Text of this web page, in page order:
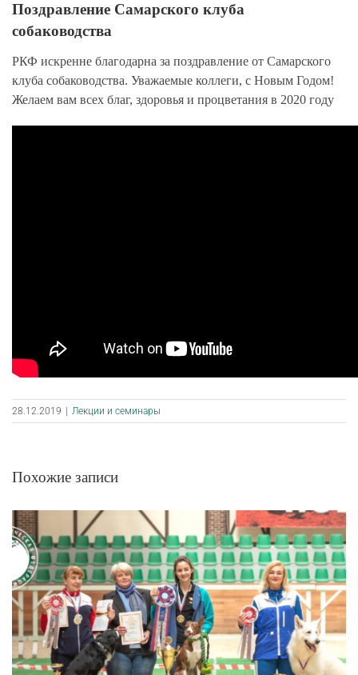
Поздравление Самарского клуба
собаководства
РКФ искренне благодарна за поздравление от Самарского
клуба собаководства. Уважаемые коллеги, с Новым Годом!
Желаем вам всех благ, здоровья и процветания в 2020 году
28.12.2019 Лекции и семинары
Похожие записи